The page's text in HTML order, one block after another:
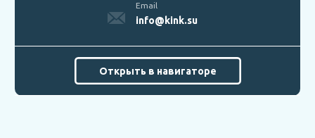
Email
info@kink.su
Открыть в навигаторе